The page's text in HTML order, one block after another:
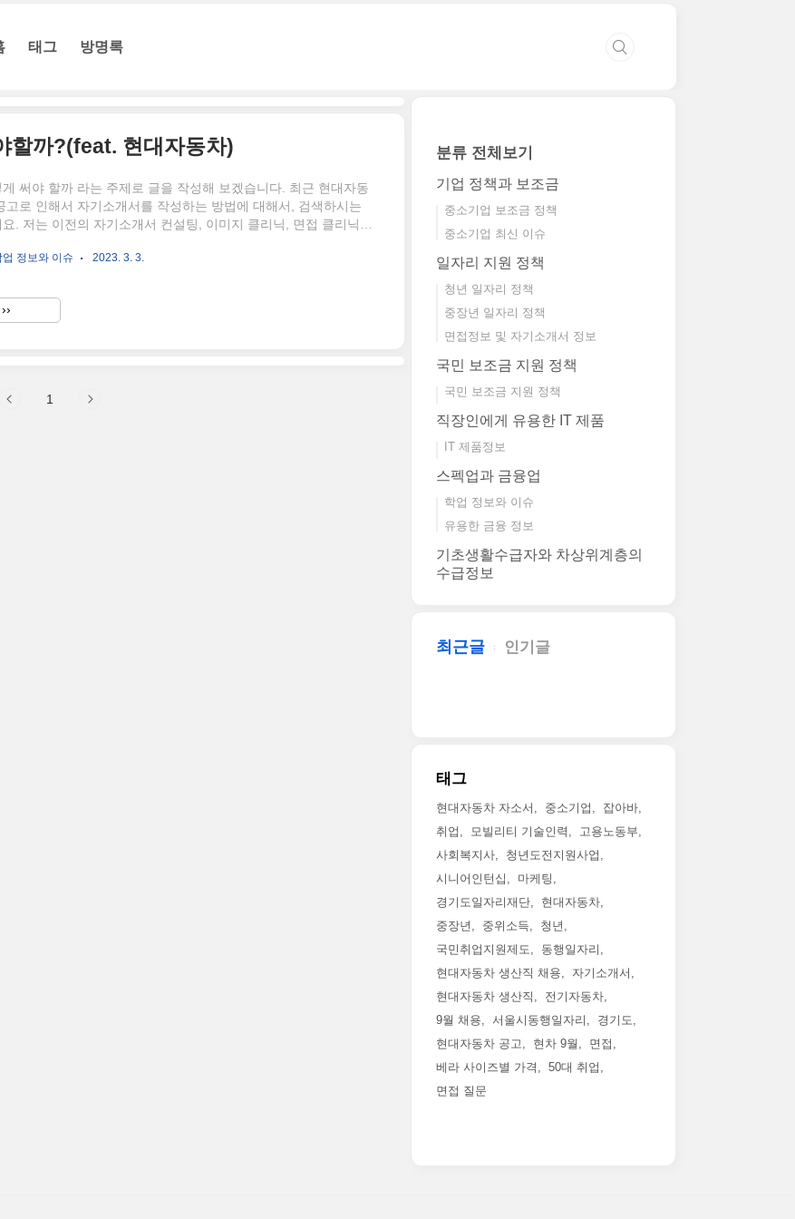
태그 방명록
할까?(feat. 현대자동차)
써야 할까 라는 주제로 글을 작성해 보겠습니다. 최근 현대자동
고로 인해서 자기소개서를 작성하는 방법에 대해서, 검색하시는
. 저는 이전의 자기소개서 컨설팅, 이미지 클리닉, 면접 클리닉을
직에서 바라는 이상향은 대부분 직무에 따라 조금씩 달라지기는
많이 하는 편이기 때문에 회사에서 바라하는 인재상이 모호한 것
래서 대부분의 생산직 자기소개서는 관례에 따른 기업 문화를 중
정보와 이슈 2023. 3. 3.
1
분류 전체보기
기업 정책과 보조금
중소기업 보조금 정책
중소기업 최신 이슈
일자리 지원 정책
청년 일자리 정책
중장년 일자리 정책
면접정보 및 자기소개서 정보
국민 보조금 지원 정책
국민 보조금 지원 정책
직장인에게 유용한 IT 제품
IT 제품정보
스펙업과 금융업
학업 정보와 이슈
유용한 금융 정보
기초생활수급자와 차상위계층의
수급정보
최근글 인기글
태그
현대자동차 자소서 중소기업
잡아바
취업
모빌리티 기술인력
고용노동부
사회복지사
청년도전지원사업
시니어인턴십
마케팅
경기도일자리재단
현대자동차
중장년
중위소득
청년
국민취업지원제도
동행일자리
현대자동차 생산직 채용
자기소개서
현대자동차 생산직
전기자동차
9월 채용
서울시동행일자리
경기도
현대자동차 공고
현차 9월
면접
베라 사이즈별 가격
50대 취업
면접 질문